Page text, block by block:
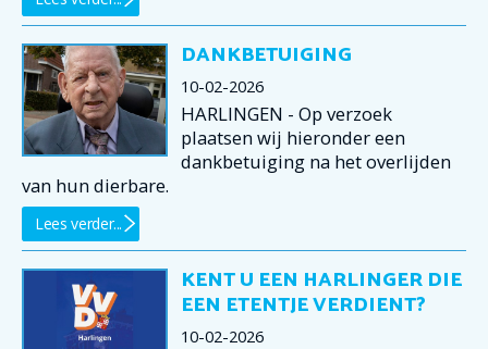
DANKBETUIGING
10-02-2026
HARLINGEN - Op verzoek
plaatsen wij hieronder een
dankbetuiging na het overlijden
van hun dierbare.
Lees verder...
KENT U EEN HARLINGER DIE
EEN ETENTJE VERDIENT?
10-02-2026